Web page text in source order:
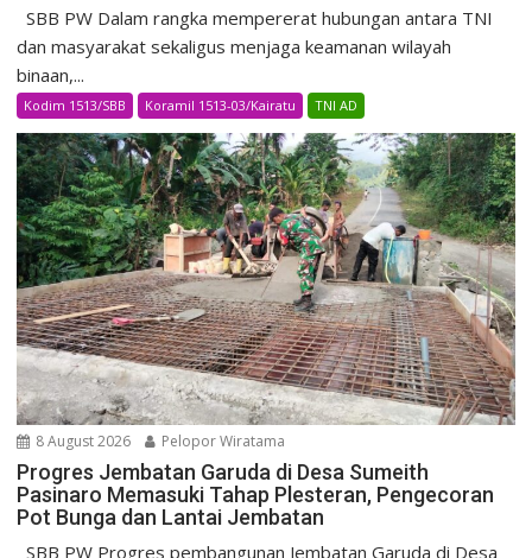
SBB PW Dalam rangka mempererat hubungan antara TNI
dan masyarakat sekaligus menjaga keamanan wilayah
binaan,...
Kodim 1513/SBB Koramil 1513-03/Kairatu TNI AD
8 August 2026 Pelopor Wiratama
Progres Jembatan Garuda di Desa Sumeith
Pasinaro Memasuki Tahap Plesteran, Pengecoran
Pot Bunga dan Lantai Jembatan
SBB PW Progres pembangunan Jembatan Garuda di Desa